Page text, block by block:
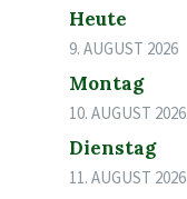
Heute
9. AUGUST 2026
Montag
10. AUGUST 2026
Dienstag
11. AUGUST 2026